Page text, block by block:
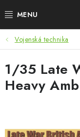
na
WARHAMMER
ASK PRODUKTY
NOVINKY
Vojenská technika
1/35 Late
Heavy